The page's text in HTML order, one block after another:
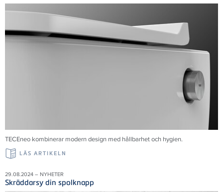
TECEneo kombinerar modern design med hållbarhet och hygien.
LÄS ARTIKELN
29.08.2024 – NYHETER
Skräddarsy din spolknapp